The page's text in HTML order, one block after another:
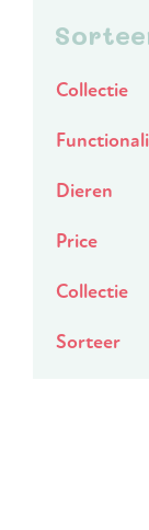
Collectie
Dieren
Price
Collectie
Sorteer